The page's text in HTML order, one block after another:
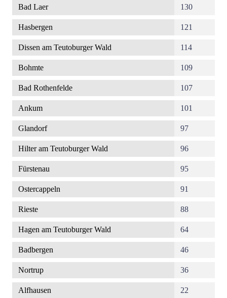
Bad Laer 130
Hasbergen 121
Dissen am Teutoburger Wald 114
Bohmte 109
Bad Rothenfelde 107
Ankum 101
Glandorf 97
Hilter am Teutoburger Wald 96
Fürstenau 95
Ostercappeln 91
Rieste 88
Hagen am Teutoburger Wald 64
Badbergen 46
Nortrup 36
Alfhausen 22